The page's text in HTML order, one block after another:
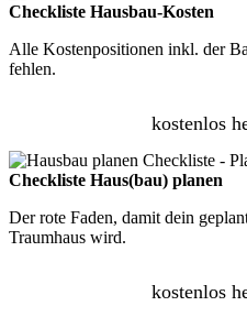
Checkliste Hausbau-Kosten
Alle Kostenpositionen inkl. der
fehlen.
kostenlos
Checkliste Haus(bau) planen
Der rote Faden, damit dein
Traumhaus wird.
kostenlos